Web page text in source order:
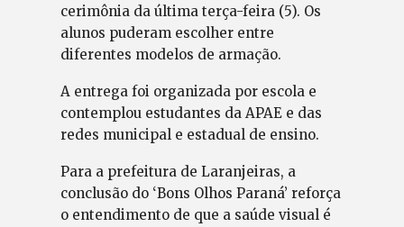
cerimônia da última terça-feira (5). Os
alunos puderam escolher entre
diferentes modelos de armação.
A entrega foi organizada por escola e
contemplou estudantes da APAE e das
redes municipal e estadual de ensino.
Para a prefeitura de Laranjeiras, a
conclusão do ‘Bons Olhos Paraná’ reforça
o entendimento de que a saúde visual é